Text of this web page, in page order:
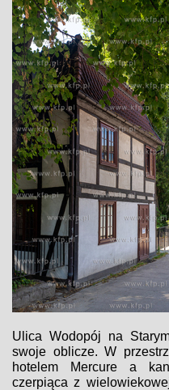
Ulica Wodopój na
swoje oblicze. W
hotelem Mercure a
czerpiąca z